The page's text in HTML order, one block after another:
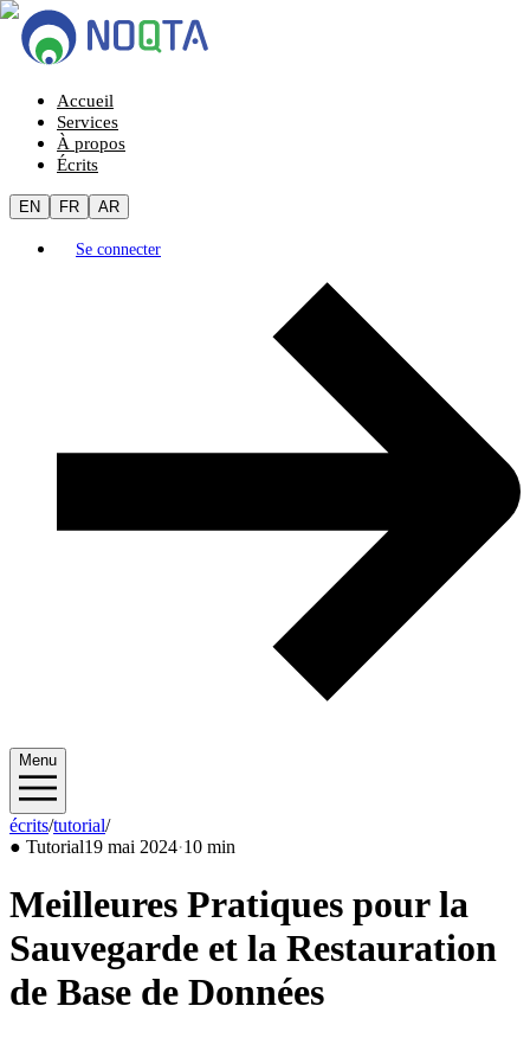
Accueil
Services
À propos
Écrits
EN FR AR
Se connecter
Menu
écrits/tutorial/2024/05
● Tutorial19 mai 2024·10 min
Meilleures Pratiques pour la
Sauvegarde et la Restauration
de Base de Données